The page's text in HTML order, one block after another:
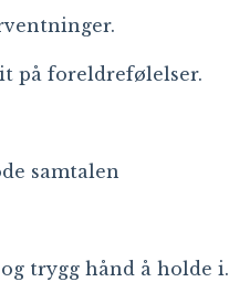
på foreldrefølelser.
samtalen
trygg hånd å holde i.